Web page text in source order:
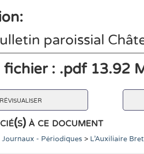
paroissial
: .pdf 13.92
à ce document
Journaux - Périodiques > L'Auxiliaire